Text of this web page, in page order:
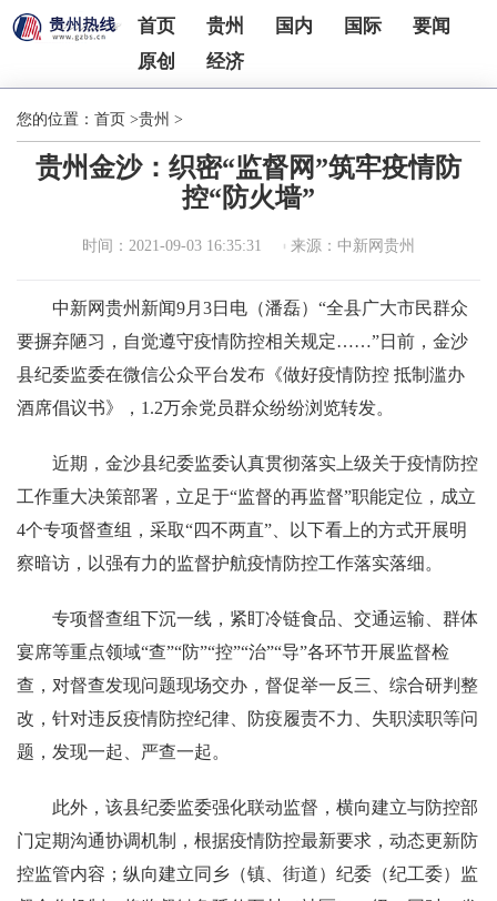
首页 贵州 国内 国际
要闻
原创
经济
您的位置： 首页 >贵州 >
贵州金沙：织密“监督网”筑牢疫情防
控“防火墙”
时间：2021-09-03 16:35:31 来源：中新网贵州
中新网贵州新闻9月3日电（潘磊）“全县广大市民群众
要摒弃陋习，自觉遵守疫情防控相关规定……”日前，金沙
县纪委监委在微信公众平台发布《做好疫情防控 抵制滥办
酒席倡议书》，1.2万余党员群众纷纷浏览转发。
近期，金沙县纪委监委认真贯彻落实上级关于疫情防控
工作重大决策部署，立足于“监督的再监督”职能定位，成立
4个专项督查组，采取“四不两直”、以下看上的方式开展明
察暗访，以强有力的监督护航疫情防控工作落实落细。
专项督查组下沉一线，紧盯冷链食品、交通运输、群体
宴席等重点领域“查”“防”“控”“治”“导”各环节开展监督检
查，对督查发现问题现场交办，督促举一反三、综合研判整
改，针对违反疫情防控纪律、防疫履责不力、失职渎职等问
题，发现一起、严查一起。
此外，该县纪委监委强化联动监督，横向建立与防控部
门定期沟通协调机制，根据疫情防控最新要求，动态更新防
控监管内容；纵向建立同乡（镇、街道）纪委（纪工委）监